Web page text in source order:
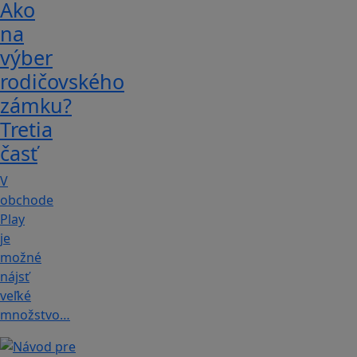
Ako
na
výber
rodičovského
zámku?
Tretia
časť
V
obchode
Play
je
možné
nájsť
veľké
množstvo…